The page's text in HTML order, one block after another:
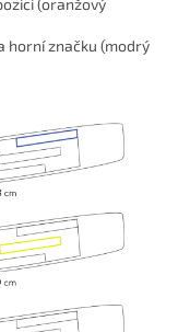
horní značku (modrý